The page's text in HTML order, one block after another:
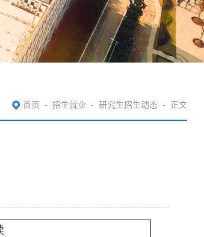
首页 - 招生就业 - 研究生招生动态 - 正文